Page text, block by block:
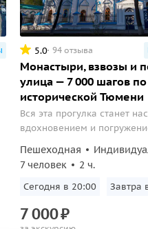
5.0 94 отзыва
Монастыри, взвозы и
улица — 7 000 шагов по
исторической Тюмени
Вся эта прогулка станет
вдохновением и
видели его первые жители
«сокровища», спрятанные в
храмах. Отправляйтесь
Пешеходная
7 человек
2 ч.
Сегодня в 20:00 Завтра
7000₽